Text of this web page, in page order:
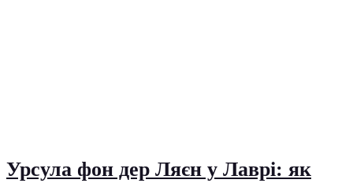
Урсула фон дер Ляєн у Лаврі: як